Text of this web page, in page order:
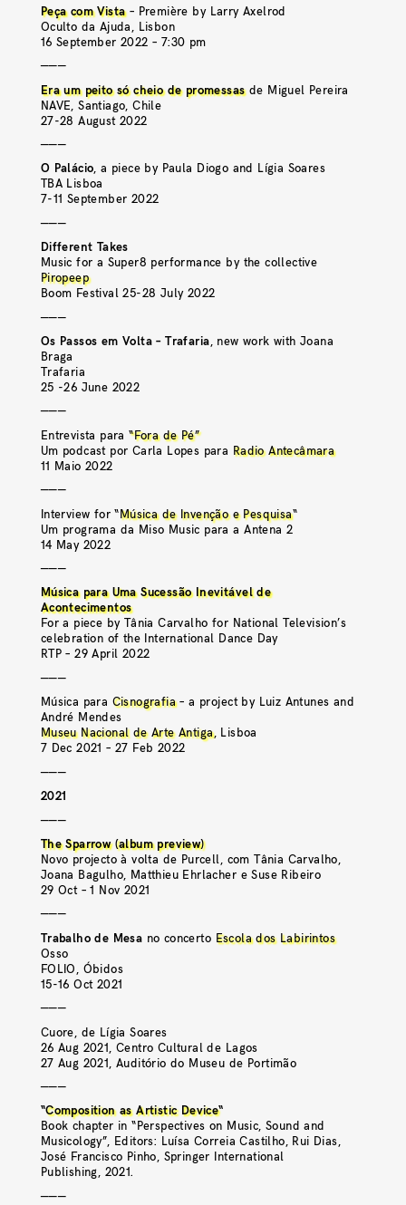
Peça com Vista– Première by Larry Axelrod
Oculto da Ajuda, Lisbon
16 September 2022 – 7:30 pm
———
Era um peito só cheio de promessasde Miguel Pereira
NAVE, Santiago, Chile
27-28 August 2022
———
O Palácio, a piece by Paula Diogo and Lígia Soares
TBA Lisboa
7-11 September 2022
———
Different Takes
Music for a Super8 performance by the collective
Piropeep
Boom Festival 25-28 July 2022
———
Os Passos em Volta – Trafaria, new work with Joana
Braga
Trafaria
25 -26 June 2022
———
Entrevista para“Fora de Pé”
Um podcast por Carla Lopes para Radio Antecâmara
11 Maio 2022
———
Interview for “Música de Invenção e Pesquisa“
Um programa da Miso Music para a Antena 2
14 May 2022
———
Música para Uma Sucessão Inevitável de
Acontecimentos
For a piece by Tânia Carvalho for National Television’s
celebration of the International Dance Day
RTP – 29 April 2022
———
Música para Cisnografia– a project by Luiz Antunes and
André Mendes
Museu Nacional de Arte Antiga, Lisboa
7 Dec 2021 – 27 Feb 2022
———
2021
———
The Sparrow (album preview)
Novo projecto à volta de Purcell, com Tânia Carvalho,
Joana Bagulho, Matthieu Ehrlacher e Suse Ribeiro
29 Oct – 1 Nov 2021
———
Trabalho de Mesa no concerto Escola dos Labirintos
Osso
FOLIO, Óbidos
15-16 Oct 2021
———
Cuore, de Lígia Soares
26 Aug 2021, Centro Cultural de Lagos
27 Aug 2021, Auditório do Museu de Portimão
———
“Composition as Artistic Device“
Book chapter in “Perspectives on Music, Sound and
Musicology”, Editors: Luísa Correia Castilho, Rui Dias,
José Francisco Pinho, Springer International
Publishing, 2021.
———